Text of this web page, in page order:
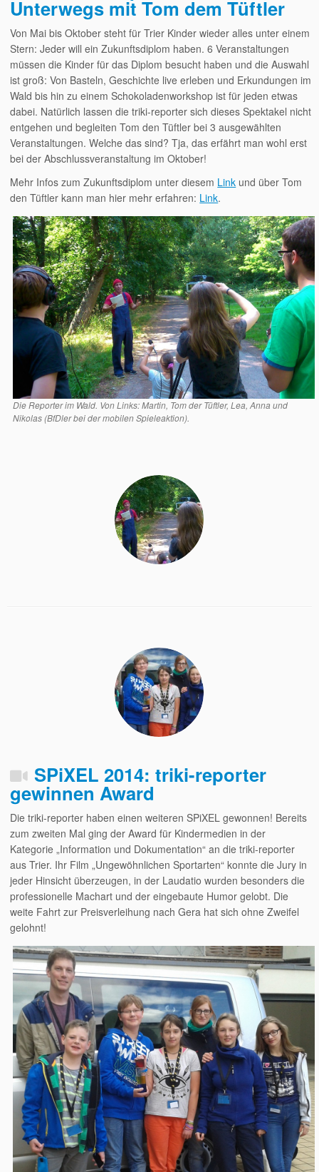
Unterwegs mit Tom dem Tüftler
Von Mai bis Oktober steht für Trier Kinder wieder alles unter einem
Stern: Jeder will ein Zukunftsdiplom haben. 6 Veranstaltungen
müssen die Kinder für das Diplom besucht haben und die Auswahl
ist groß: Von Basteln, Geschichte live erleben und Erkundungen im
Wald bis hin zu einem Schokoladenworkshop ist für jeden etwas
dabei. Natürlich lassen die triki-reporter sich dieses Spektakel nicht
entgehen und begleiten Tom den Tüftler bei 3 ausgewählten
Veranstaltungen. Welche das sind? Tja, das erfährt man wohl erst
bei der Abschlussveranstaltung im Oktober!
Mehr Infos zum Zukunftsdiplom unter diesem Link und über Tom
den Tüftler kann man hier mehr erfahren: Link.
Die Reporter im Wald. Von Links: Martin, Tom der Tüftler, Lea, Anna und
Nikolas (BfDler bei der mobilen Spieleaktion).
SPiXEL 2014: triki-reporter
gewinnen Award
Die triki-reporter haben einen weiteren SPiXEL gewonnen! Bereits
zum zweiten Mal ging der Award für Kindermedien in der
Kategorie „Information und Dokumentation“ an die triki-reporter
aus Trier. Ihr Film „Ungewöhnlichen Sportarten“ konnte die Jury in
jeder Hinsicht überzeugen, in der Laudatio wurden besonders die
professionelle Machart und der eingebaute Humor gelobt. Die
weite Fahrt zur Preisverleihung nach Gera hat sich ohne Zweifel
gelohnt!